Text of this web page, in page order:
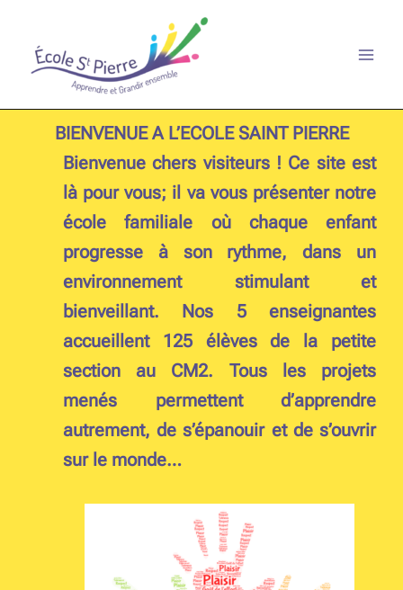
contenu
BIENVENUE A L’ECOLE SAINT PIERRE
Bienvenue chers visiteurs ! Ce site est
là pour vous; il va vous présenter notre
école familiale où chaque enfant
progresse à son rythme, dans un
environnement stimulant et
bienveillant. Nos 5 enseignantes
accueillent 125 élèves de la petite
section au CM2. Tous les projets
menés permettent d’apprendre
autrement, de s’épanouir et de s’ouvrir
sur le monde…